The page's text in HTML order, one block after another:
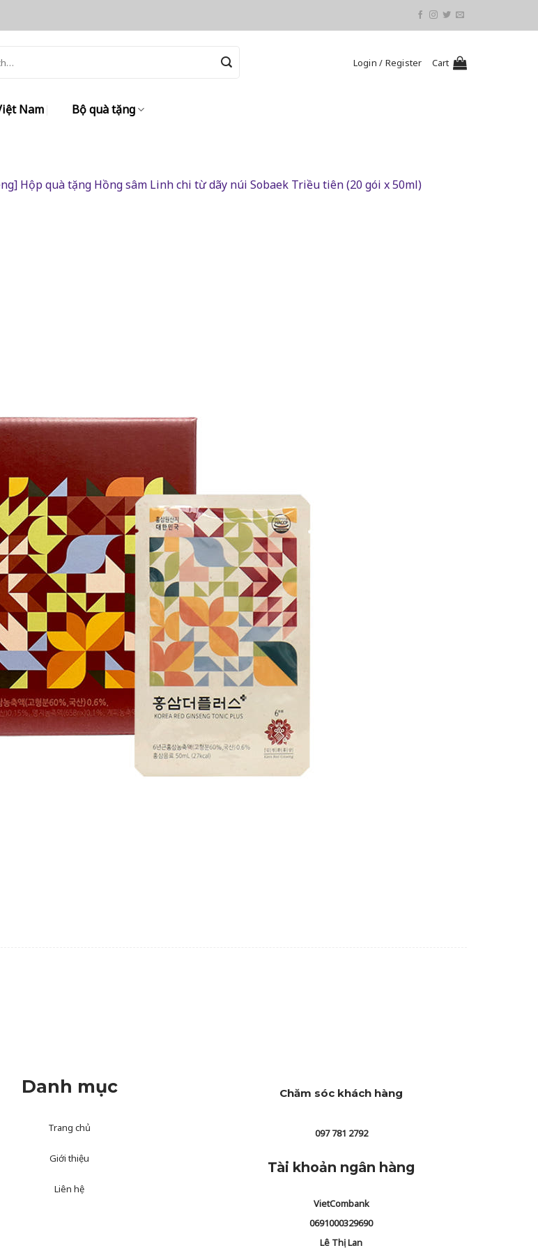
Login / Register Cart
Nam Bộ quà tặng
Hộp quà tặng Hồng sâm Linh chi từ dãy núi Sobaek Triều tiên (20 gói x 50ml)
Danh mục
Trang chủ
Giới thiệu
Liên hệ
Chăm sóc khách hàng
097 781 2792
Tài khoản ngân hàng
VietCombank
0691000329690
Lê Thị Lan